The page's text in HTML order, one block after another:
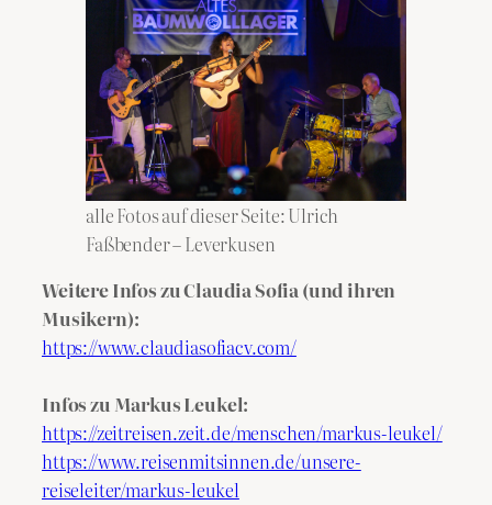
alle Fotos auf dieser Seite: Ulrich
Faßbender – Leverkusen
Weitere Infos zu Claudia Sofia (und ihren
Musikern):
https://www.claudiasofiacv.com/
Infos zu Markus Leukel:
https://zeitreisen.zeit.de/menschen/markus-leukel/
https://www.reisenmitsinnen.de/unsere-
reiseleiter/markus-leukel